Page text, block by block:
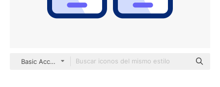
Basic Accent Lineal Color